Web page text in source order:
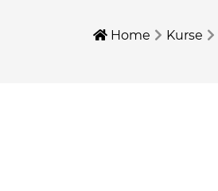
Home Kurse